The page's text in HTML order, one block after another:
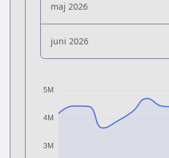
maj 2026
juni 2026